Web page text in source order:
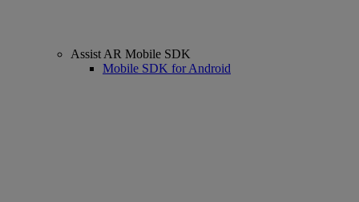
Assist AR Mobile SDK
Mobile SDK for Android